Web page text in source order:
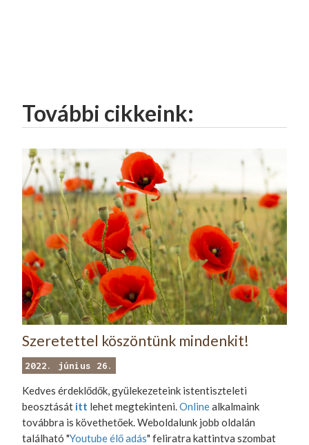
További cikkeink:
Szeretettel köszöntünk mindenkit!
2022. június 26.
Kedves érdeklődők, gyülekezeteink istentiszteleti
beosztását itt lehet megtekinteni.Onlinealkalmaink
továbbra is követhetőek. Weboldalunk jobb oldalán
található "Youtube élő adás" feliratra kattintva szombat